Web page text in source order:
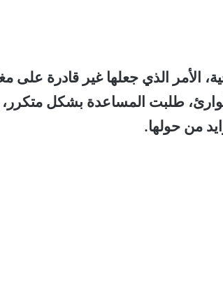
الأمر الذي جعلها غير قادرة على
طلبت المساعدة بشكل متكرر،
من حولها.